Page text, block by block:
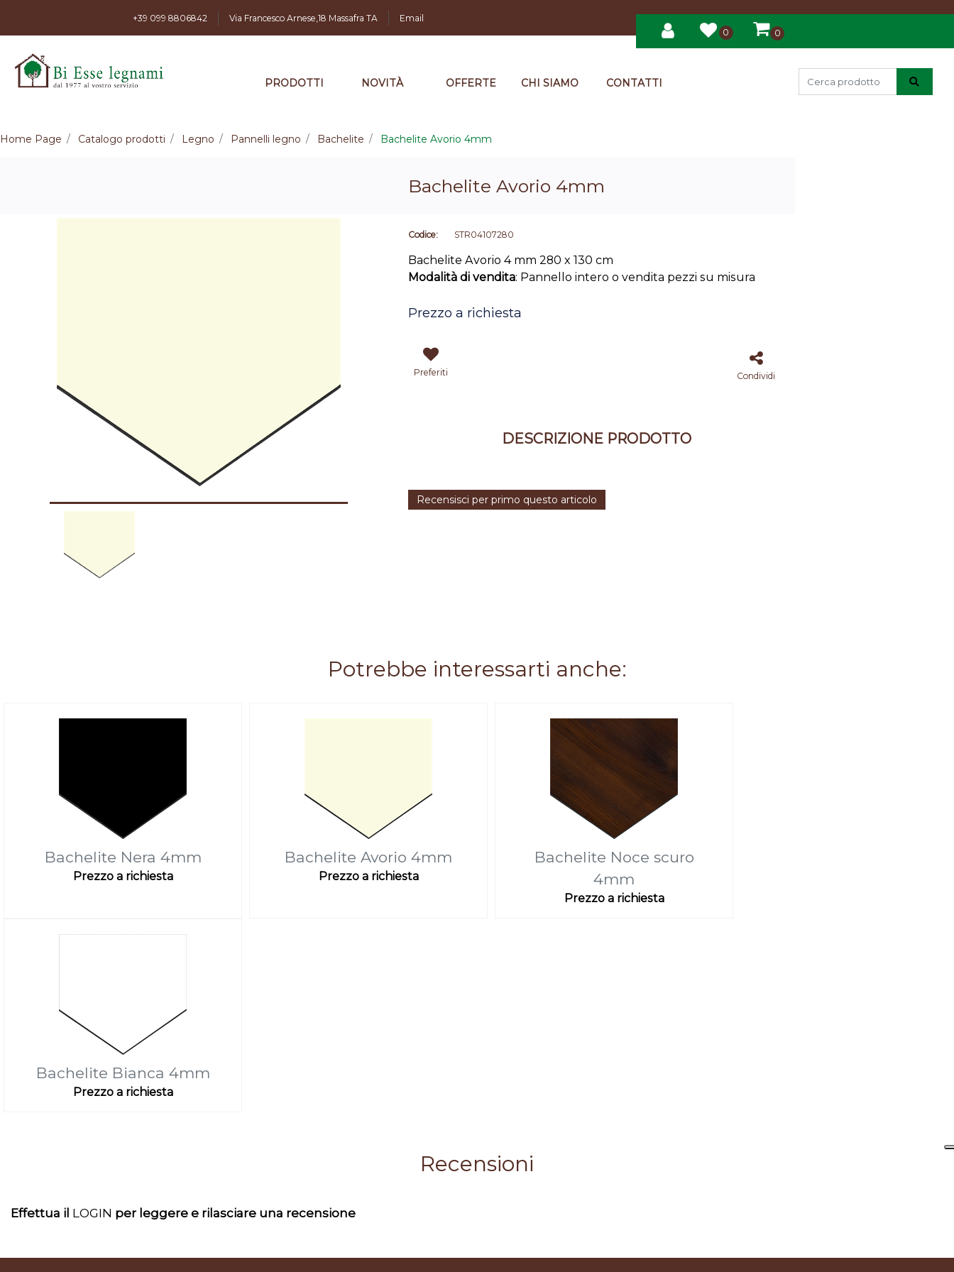
+39 099 8806842 Via Francesco Arnese,18 Massafra TA
Email
0
0
PRODOTTI NOVITÀ OFFERTE CHI SIAMO CONTATTI
Home Page Catalogo prodotti Legno Pannelli legno Bachelite Bachelite Avorio 4mm
Bachelite Avorio 4mm
Codice: STR04107280
Bachelite Avorio 4 mm 280 x 130 cm
Modalità di vendita: Pannello intero o vendita pezzi su misura
Prezzo a richiesta
Preferiti Condividi
DESCRIZIONE PRODOTTO
Recensisci per primo questo articolo
Potrebbe interessarti anche:
Bachelite Nera 4mm
Prezzo a richiesta
Bachelite Avorio 4mm
Prezzo a richiesta
Bachelite Noce scuro
4mm
Prezzo a richiesta
Bachelite Bianca 4mm
Prezzo a richiesta
Recensioni
Effettua il LOGIN per leggere e rilasciare una recensione